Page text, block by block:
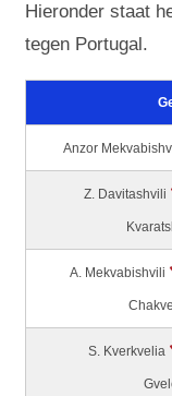
Hieronder staat
tegen Portugal.
Anzor
Z. Davitashvili
A. Mekvabishvili
S. Kverkvelia